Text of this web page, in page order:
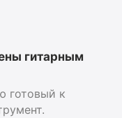
гитарным
готовый к